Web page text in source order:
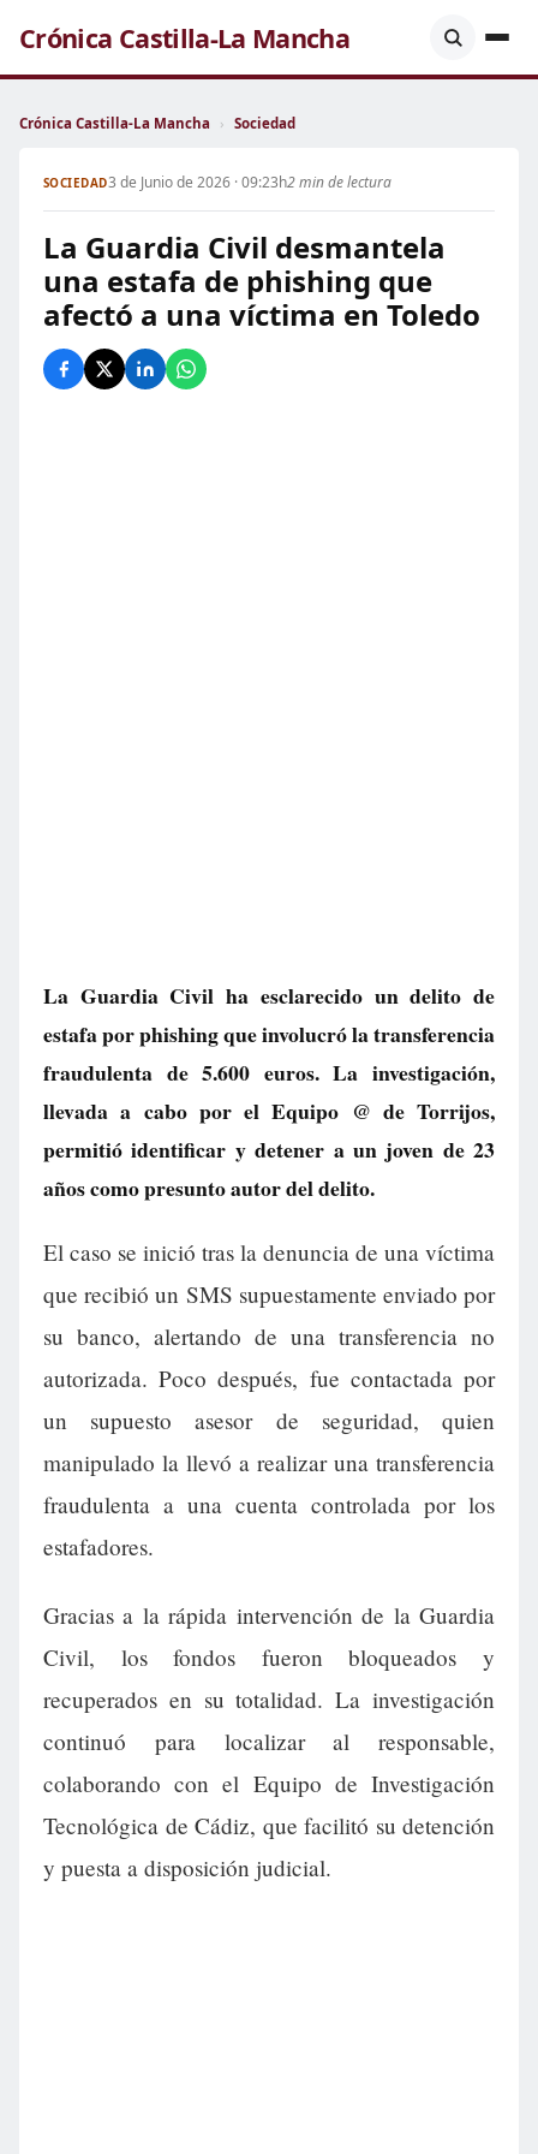
Crónica Castilla-La Mancha
Crónica Castilla-La Mancha › Sociedad
SOCIEDAD3 de Junio de 2026 · 09:23h2 min de lectura
La Guardia Civil desmantela
una estafa de phishing que
afectó a una víctima en Toledo
La Guardia Civil ha esclarecido un delito de
estafa por phishing que involucró la transferencia
fraudulenta de 5.600 euros. La investigación,
llevada a cabo por el Equipo @ de Torrijos,
permitió identificar y detener a un joven de 23
años como presunto autor del delito.
El caso se inició tras la denuncia de una víctima
que recibió un SMS supuestamente enviado por
su banco, alertando de una transferencia no
autorizada. Poco después, fue contactada por
un supuesto asesor de seguridad, quien
manipulado la llevó a realizar una transferencia
fraudulenta a una cuenta controlada por los
estafadores.
Gracias a la rápida intervención de la Guardia
Civil, los fondos fueron bloqueados y
recuperados en su totalidad. La investigación
continuó para localizar al responsable,
colaborando con el Equipo de Investigación
Tecnológica de Cádiz, que facilitó su detención
y puesta a disposición judicial.